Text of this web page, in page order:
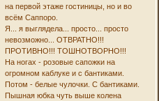
на первой этаже гостиницы, но и во
всём Саппоро.
Я... я выглядела... просто... просто
невозможно... ОТВРАТНО!!!
ПРОТИВНО!!! ТОШНОТВОРНО!!!
На ногах - розовые сапожки на
огромном каблуке и с бантиками.
Потом - белые чулочки. С бантиками.
Пышная юбка чуть выше колена